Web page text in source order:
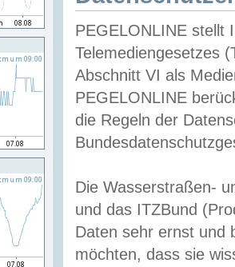
PEGELONLINE stellt
Telemediengesetzes
Abschnitt VI als
PEGELONLINE
die Regeln der
Die Wasserstraßen-
und das ITZBund
Daten sehr ernst und
möchten, dass sie